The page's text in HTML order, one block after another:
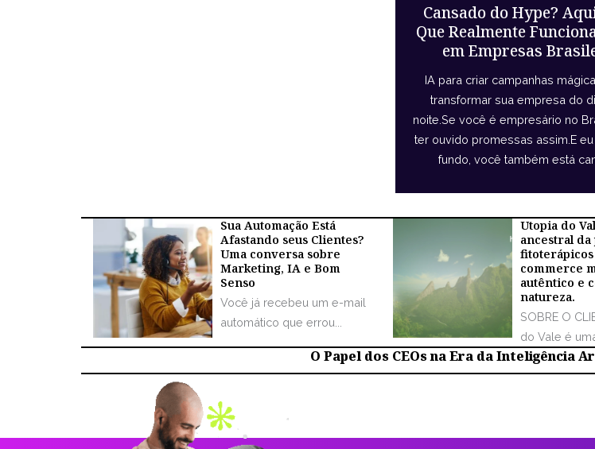
Cansado do Hype?
Que Realmente
em Empresas
IA para criar campanhas
transformar sua empresa do
noite.Se você é empresário no
ter ouvido promessas assim.E
fundo, você também está
Sua Automação Está
Afastando seus Clientes?
Uma conversa sobre
Marketing, IA e Bom
Senso
Você já recebeu um e-mail
automático que errou...
Utopia do
ancestral
commerce
autêntico e
natureza.
SOBRE O
do Vale é
O Papel dos CEOs na Era da Inteligência